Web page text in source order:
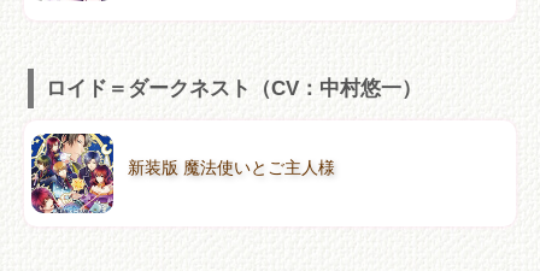
ロイド＝ダークネスト（CV：中村悠一）
新装版 魔法使いとご主人様